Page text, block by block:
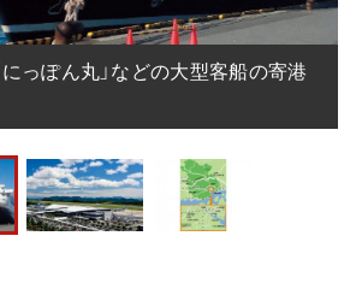
っぽん丸」などの大型客船の寄港